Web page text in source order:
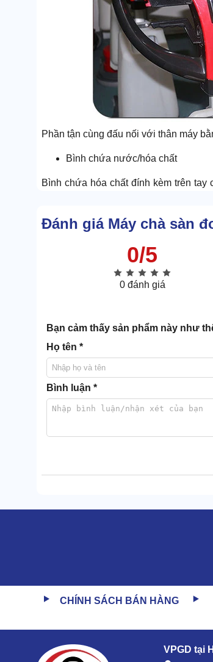
Phần tận cùng đấu nối với thân máy
Bình chứa nước/hóa chất
Bình chứa hóa chất đính kèm trên
Bình có thể tháo lắp dễ dàng, kết cấu
Dây dẫn của Palada PD 1A có
sinh. Dây có thiết kế chắc chắn, bên
Đánh giá Máy chà sàn
0/5
0 đánh giá
Bạn cảm thấy sản phẩm này như
Họ tên *
Bình luận *
CHÍNH SÁCH BÁN HÀNG
VPGD tại